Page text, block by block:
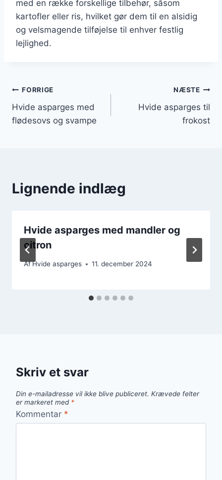
med en række forskellige tilbehør, såsom
kartofler eller ris, hvilket gør dem til en alsidig
og velsmagende tilføjelse til enhver festlig
lejlighed.
Indlægsnavigation
FORRIGE
Hvide asparges med
flødesovs og svampe
NÆSTE
Hvide asparges til
frokost
Lignende indlæg
Hvide asparges med mandler og
citron
AfHvide asparges 11. december 2024
Skriv et svar
Din e-mailadresse vil ikke blive publiceret. Krævede felter
er markeret med *
Kommentar *